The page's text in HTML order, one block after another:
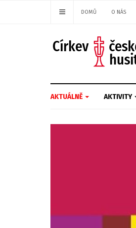
DOMŮ O NÁS
AKTUÁLNĚ AKTIVITY